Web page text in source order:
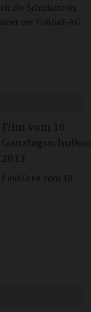
die Schulleiterin,
der Fußball-AG
Film vom 10.
2013
Eindrücke vom 10.